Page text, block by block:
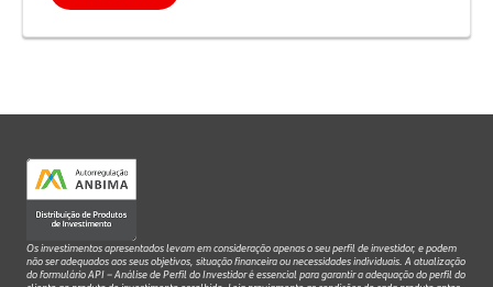
Os investimentos apresentados levam em consideração apenas o seu perfil de investidor, e podem
não ser adequados aos seus objetivos, situação financeira ou necessidades individuais. A atualização
do formulário API – Análise de Perfil do Investidor é essencial para garantir a adequação do perfil do